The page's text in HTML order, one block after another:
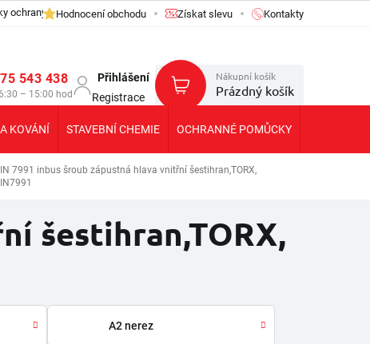
ochrany osobních údajů GDPR
Hodnocení obchodu Získat slevu Kontakty
543 438
– 15:00 hod
Přihlášení
Registrace
Nákupní košík
Prázdný košík
KOVÁNÍ STAVEBNÍ CHEMIE OCHRANNÉ POMŮCKY
7991 inbus šroub zápustná hlava vnitřní šestihran,TORX,
šestihran,TORX,
A2 nerez